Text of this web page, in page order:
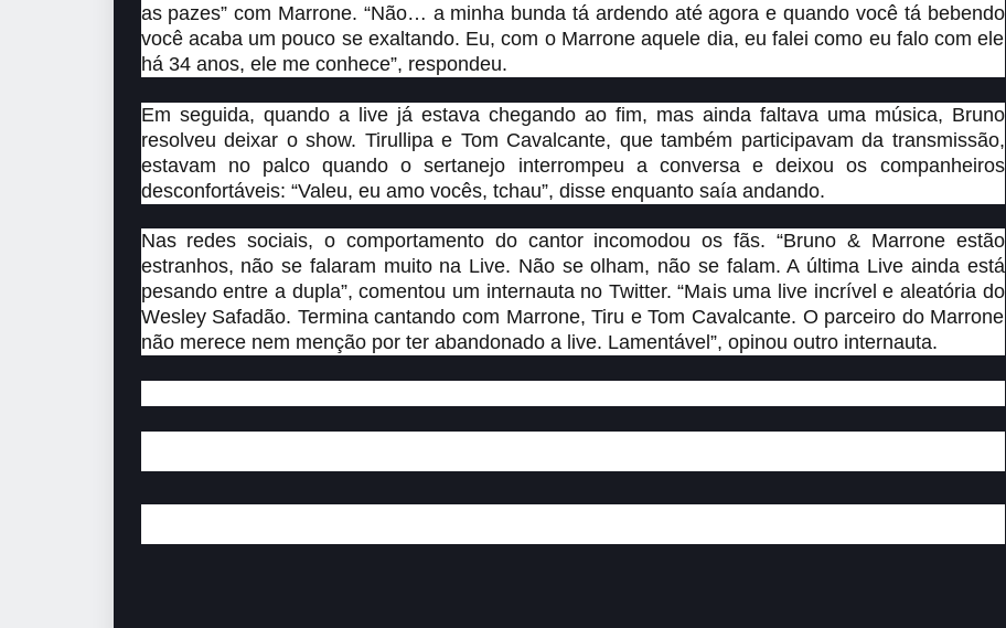
as pazes” com Marrone. “Não… a minha bunda tá ardendo até agora e quando você tá bebendo
você acaba um pouco se exaltando. Eu, com o Marrone aquele dia, eu falei como eu falo com ele
há 34 anos, ele me conhece”, respondeu.
Em seguida, quando a live já estava chegando ao fim, mas ainda faltava uma música, Bruno
resolveu deixar o show. Tirullipa e Tom Cavalcante, que também participavam da transmissão,
estavam no palco quando o sertanejo interrompeu a conversa e deixou os companheiros
desconfortáveis: “Valeu, eu amo vocês, tchau”, disse enquanto saía andando.
Nas redes sociais, o comportamento do cantor incomodou os fãs. “Bruno & Marrone estão
estranhos, não se falaram muito na Live. Não se olham, não se falam. A última Live ainda está
pesando entre a dupla”, comentou um internauta no Twitter. “Mais uma live incrível e aleatória do
Wesley Safadão. Termina cantando com Marrone, Tiru e Tom Cavalcante. O parceiro do Marrone
não merece nem menção por ter abandonado a live. Lamentável”, opinou outro internauta.